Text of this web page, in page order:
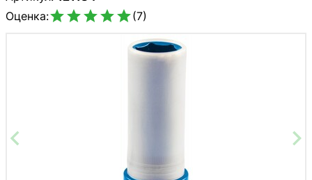
Оценка:(7)